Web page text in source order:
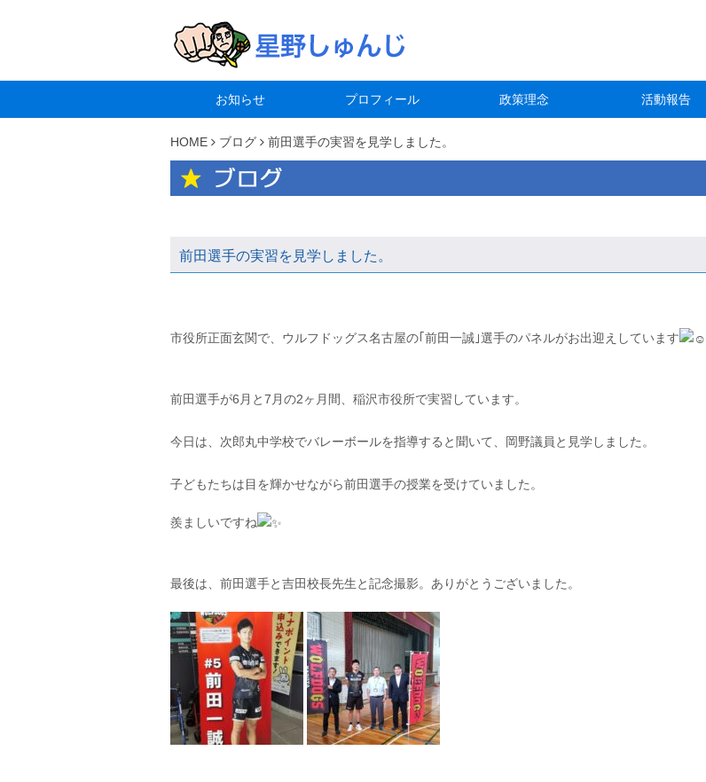
お知らせ プロフィール 政策理念 活動報告
HOME ブログ 前田選手の実習を見学しました。
前田選手の実習を見学しました。
市役所正面玄関で、ウルフドッグス名古屋の｢前田一誠｣選手のパネルがお出迎えしています
前田選手が⁡6月と7月の2ヶ月間、稲沢市役所で実習しています。⁡
今日は、次郎丸中学校でバレーボールを指導すると聞いて、岡野議員と見学しました。⁡
子どもたちは目を輝かせながら前田選手の授業を受けていました。⁡
⁡羨ましいですね
⁡最後は、前田選手と吉田校長先生と記念撮影。ありがとうございました。⁡